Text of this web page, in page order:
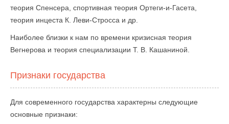
теория Спенсера, спортивная теория Ортеги-и-Гасета,
теория инцеста К. Леви-Стросса и др.
Наиболее близки к нам по времени кризисная теория
Вегнерова и теория специализации Т. В. Кашаниной.
Признаки государства
Для современного государства характерны следующие
основные признаки: